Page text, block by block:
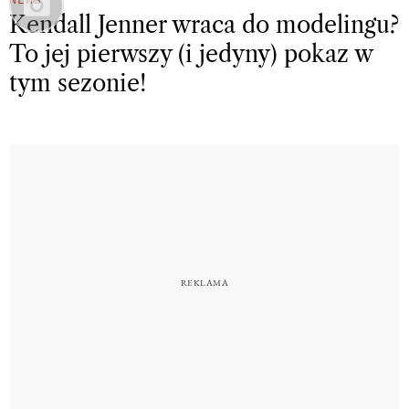
Kendall Jenner wraca do modelingu?
To jej pierwszy (i jedyny) pokaz w
tym sezonie!